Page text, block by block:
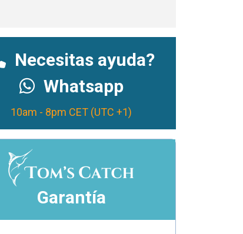
Necesitas ayuda?
Whatsapp
10am - 8pm CET (UTC +1)
Garantía